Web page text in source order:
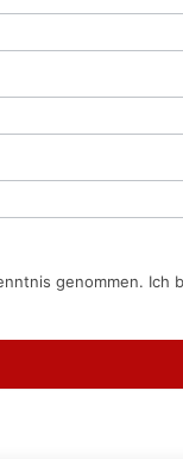
genommen.